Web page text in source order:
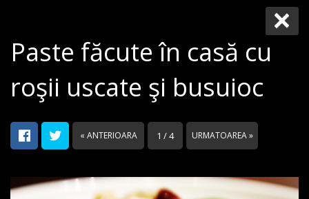
Paste făcute în casă cu
roşii uscate şi busuioc
« ANTERIOARA 1 / 4 URMATOAREA »